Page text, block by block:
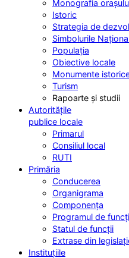
Monografia
Istoric
Strategia de
Simbolurile
Populația
Obiective locale
Monumente
Turism
Rapoarte și studii
Autoritățile
publice locale
Primarul
Consiliul local
RUTI
Primăria
Conducerea
Organigrama
Componența
Programul de
Statul de funcții
Extrase din
Instituțiile